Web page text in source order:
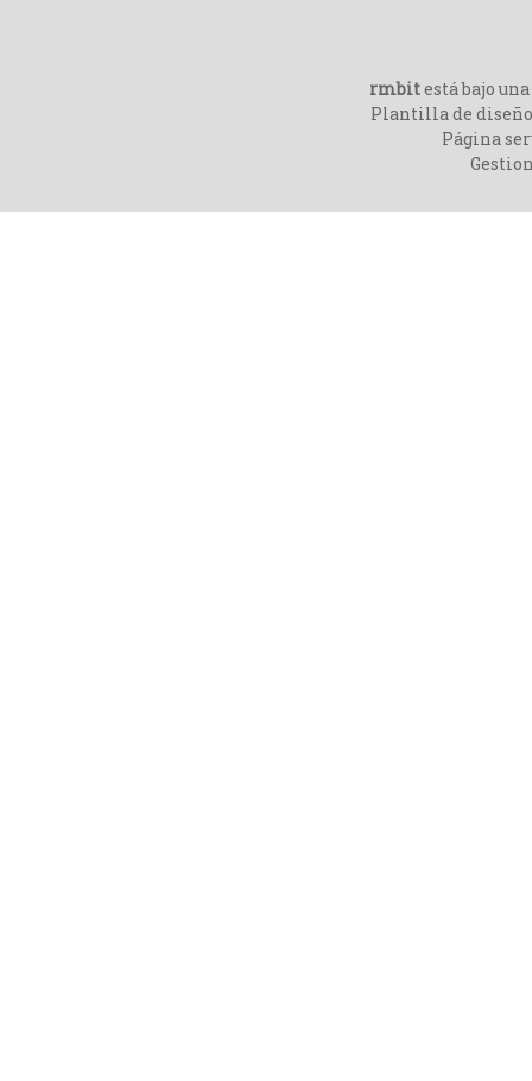
rmbitestá bajo una
Plantilla de
Página